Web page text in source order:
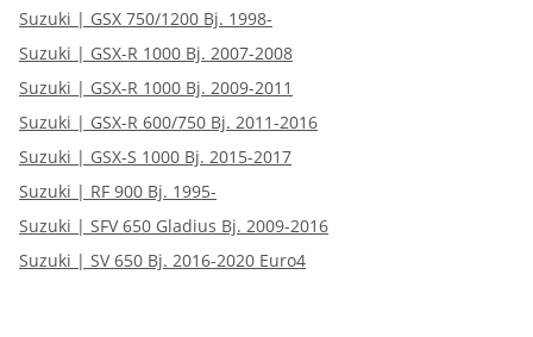
Suzuki | GSX 750/1200 Bj. 1998-
Suzuki | GSX-R 1000 Bj. 2007-2008
Suzuki | GSX-R 1000 Bj. 2009-2011
Suzuki | GSX-R 600/750 Bj. 2011-2016
Suzuki | GSX-S 1000 Bj. 2015-2017
Suzuki | RF 900 Bj. 1995-
Suzuki | SFV 650 Gladius Bj. 2009-2016
Suzuki | SV 650 Bj. 2016-2020 Euro4